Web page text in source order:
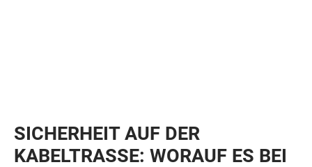
SICHERHEIT AUF DER
KABELTRASSE: WORAUF ES BEI